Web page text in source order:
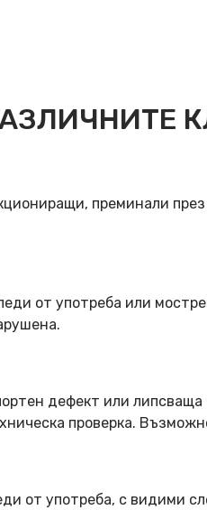
преминали
от употреба или
дефект или
проверка.
от употреба, с видими